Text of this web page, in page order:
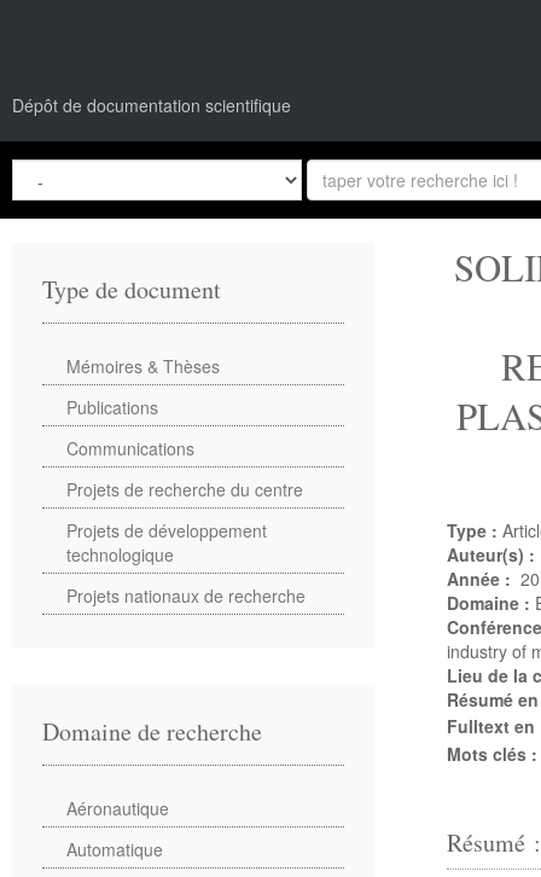
Dépôt de documentation scientifique
Type :
Auteur(s) :
Année :
Domaine :
industry of
Lieu de la
Résumé
Fulltext en
Mots clés :
Type de document
Mémoires & Thèses
Publications
Communications
Projets de recherche du centre
Projets de développement
technologique
Projets nationaux de recherche
Domaine de recherche
Aéronautique
Automatique